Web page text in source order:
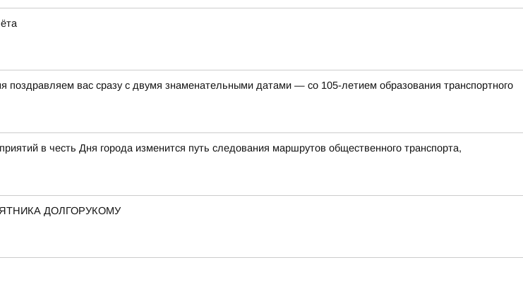
поздравляем вас сразу с двумя знаменательными датами — со 105-летием образования транспортного
в честь Дня города изменится путь следования маршрутов общественного транспорта,
ДОЛГОРУКОМУ